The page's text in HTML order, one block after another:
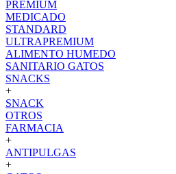
PREMIUM
MEDICADO
STANDARD
ULTRAPREMIUM
ALIMENTO HUMEDO
SANITARIO GATOS
SNACKS
+
SNACK
OTROS
FARMACIA
+
ANTIPULGAS
+